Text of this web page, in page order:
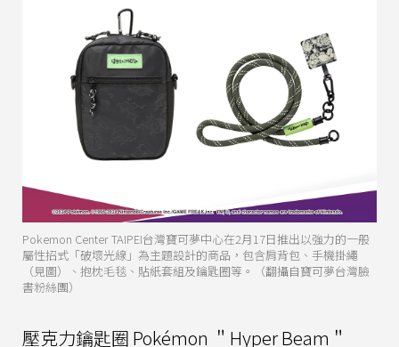
Pokemon Center TAIPEI台灣寶可夢中心在2月17日推出以強力的一般
屬性招式「破壞光線」為主題設計的商品，包含肩背包、手機掛繩
（見圖）、抱枕毛毯、貼紙套組及鑰匙圈等。（翻攝自寶可夢台灣臉
書粉絲團）
壓克力鑰匙圈 Pokémon ＂Hyper Beam＂